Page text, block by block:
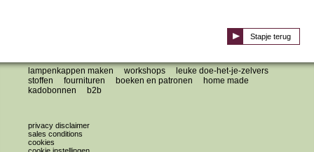
Stapje terug
lampenkappen maken workshops
leuke doe-het-je-zelvers
stoffen
fournituren boeken en patronen
home made
kadobonnen
b2b
privacy disclaimer
sales conditions
cookies